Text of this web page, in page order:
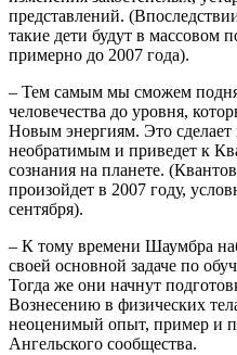
представлений.
такие дети будут в массовом
примерно до 2007 года).
– Тем самым мы сможем
человечества до уровня,
Новым энергиям. Это сделает
необратимым и приведет к
сознания на планете.
произойдет в 2007 году,
сентября).
– К тому времени Шаумбра
своей основной задаче по
Тогда же они начнут
Вознесению в физических
неоценимый опыт, пример и
Ангельского сообщества.